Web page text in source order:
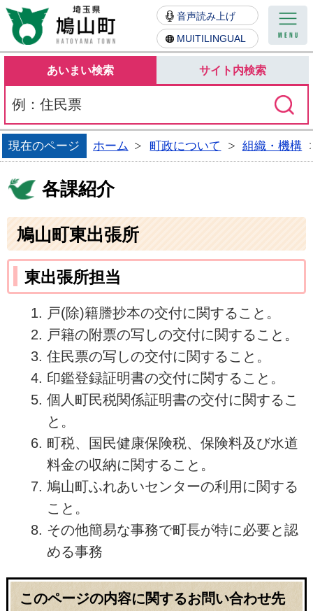
鳩山町
音声読み上げ
MUITILINGUAL
あいまい検索 サイト内検索
現在のページ ホーム 町政について 組織・機構
各課紹介
鳩山町東出張所
東出張所担当
戸(除)籍謄抄本の交付に関すること。
戸籍の附票の写しの交付に関すること。
住民票の写しの交付に関すること。
印鑑登録証明書の交付に関すること。
個人町民税関係証明書の交付に関するこ
と。
町税、国民健康保険税、保険料及び水道
料金の収納に関すること。
鳩山町ふれあいセンターの利用に関する
こと。
その他簡易な事務で町長が特に必要と認
める事務
このページの内容に関するお問い合わせ先